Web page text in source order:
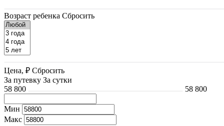
Возраст ребенка Сбросить
Цена, ₽ Сбросить
За путевку За сутки
58 800
58 800
Мин
Макс